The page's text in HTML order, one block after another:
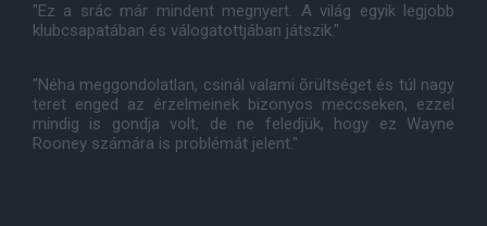
"Ez a srác már mindent megnyert. A világ egyik legjobb
klubcsapatában és válogatottjában játszik."
"Néha meggondolatlan, csinál valami õrültséget és túl nagy
teret enged az érzelmeinek bizonyos meccseken, ezzel
mindig is gondja volt, de ne feledjük, hogy ez Wayne
Rooney számára is problémát jelent."